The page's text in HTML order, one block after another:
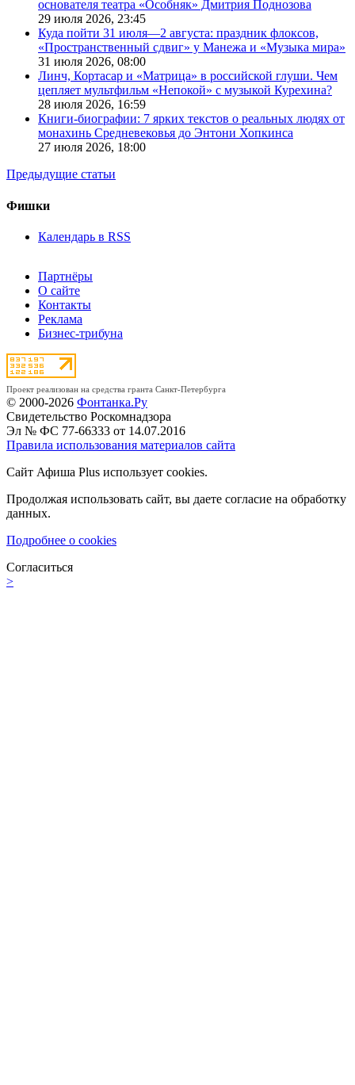
основателя театра «Особняк» Дмитрия Поднозова
29 июля 2026, 23:45
Куда пойти 31 июля—2 августа: праздник флоксов,
«Пространственный сдвиг» у Манежа и «Музыка мира»
31 июля 2026, 08:00
Линч, Кортасар и «Матрица» в российской глуши. Чем
цепляет мультфильм «Непокой» с музыкой Курехина?
28 июля 2026, 16:59
Книги-биографии: 7 ярких текстов о реальных людях от
монахинь Средневековья до Энтони Хопкинса
27 июля 2026, 18:00
Предыдущие статьи
Фишки
Календарь в RSS
Партнёры
О сайте
Контакты
Реклама
Бизнес-трибуна
Проект реализован на средства гранта Санкт-Петербурга
© 2000-2026 Фонтанка.Ру
Свидетельство Роскомнадзора
Эл № ФС 77-66333 от 14.07.2016
Правила использования материалов сайта
Сайт Афиша Plus использует cookies.
Продолжая использовать сайт, вы даете согласие на обработку
данных.
Подробнее о cookies
Согласиться
>